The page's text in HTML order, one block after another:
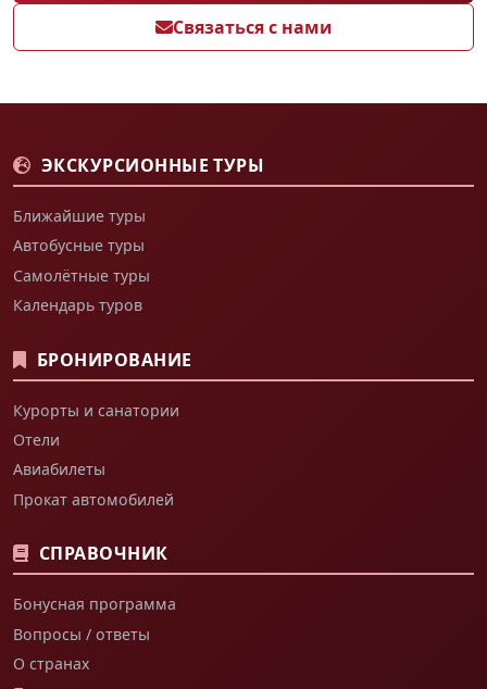
Связаться с нами
ЭКСКУРСИОННЫЕ ТУРЫ
Ближайшие туры
Автобусные туры
Самолётные туры
Календарь туров
БРОНИРОВАНИЕ
Курорты и санатории
Отели
Авиабилеты
Прокат автомобилей
СПРАВОЧНИК
Бонусная программа
Вопросы / ответы
О странах